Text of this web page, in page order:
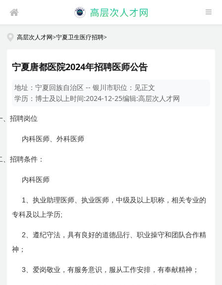
高层次人才网>宁夏卫生医疗招聘>
宁夏唐都医院2024年招聘医师公告
地址：宁夏回族自治区 -- 银川市职位： 见正文
学历：博士及以上时间:2024-12-25编辑:高层次人才网
、招聘岗位
内科医师、外科医师
、招聘条件：
内科医师
1
、执业助理医师、执业医师，中级及以上职称，相关专业的
专科及以上学历;
2 、遵纪守法，具有良好的道德品行、职业操守和团队合作精
神；
3 、爱岗敬业，有服务意识，服从工作安排，有奉献精神；